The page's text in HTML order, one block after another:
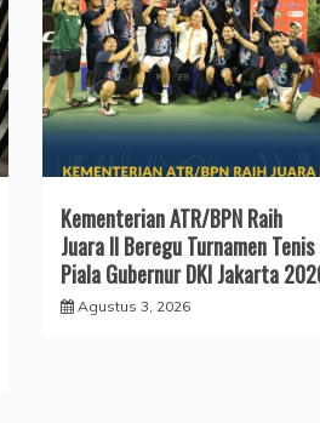
Kementerian ATR/BPN Raih
Juara II Beregu Turnamen Tenis
Piala Gubernur DKI Jakarta
Agustus 3, 2026